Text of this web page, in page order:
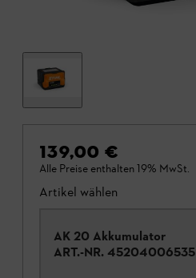
139,00 €
Alle Preise enthalten 19% MwSt.
Artikel wählen
AK 20 Akkumulator
ART.-NR. 45204006535